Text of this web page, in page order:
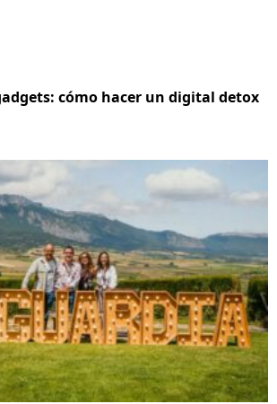
cómo hacer un digital detox